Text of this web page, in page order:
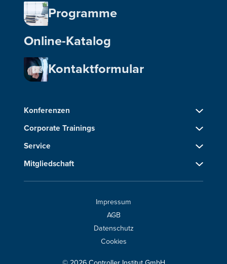
Programme
Online-Katalog
Kontaktformular
Konferenzen
Corporate Trainings
Service
Mitgliedschaft
Impressum
AGB
Datenschutz
Cookies